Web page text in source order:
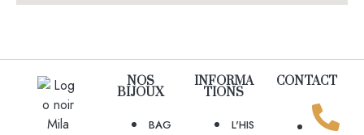
NOS
BIJOUX
BAG
INFORMA
TIONS
L'HIS
CONTACT